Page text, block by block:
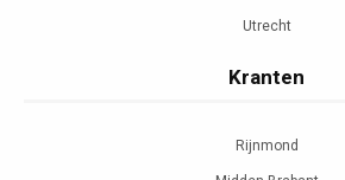
Utrecht
Kranten
Rijnmond